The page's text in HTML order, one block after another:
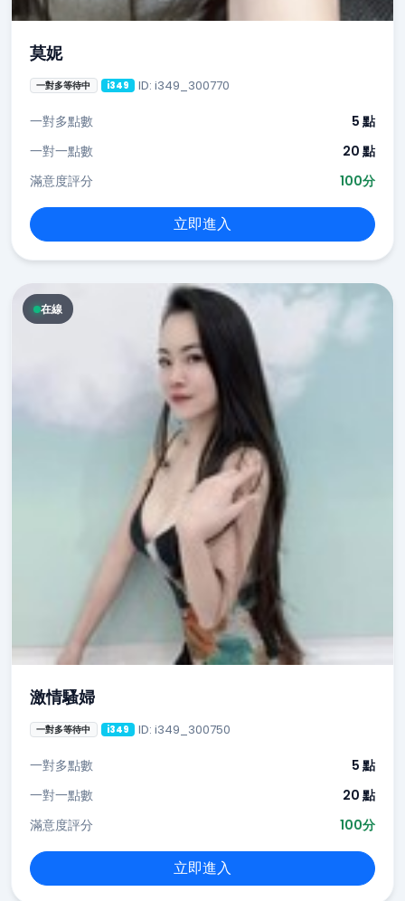
莫妮
一對多等待中 i349 ID: i349_300770
一對多點數
5 點
一對一點數
20 點
滿意度評分
100分
立即進入
在線
激情騷婦
一對多等待中 i349 ID: i349_300750
一對多點數
5 點
一對一點數
20 點
滿意度評分
100分
立即進入